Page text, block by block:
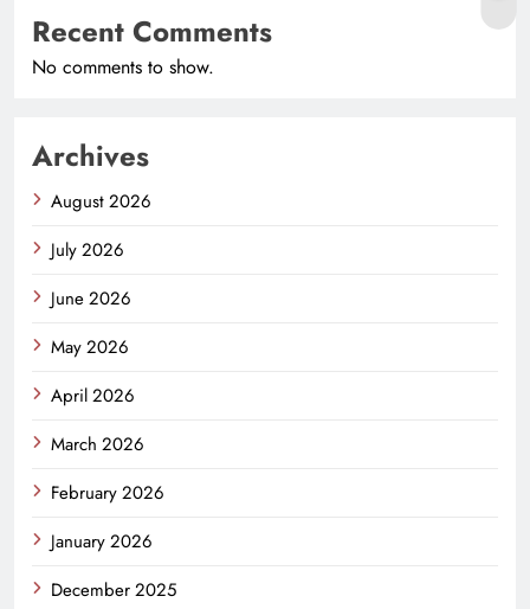
Recent Comments
No comments to show.
Archives
August 2026
July 2026
June 2026
May 2026
April 2026
March 2026
February 2026
January 2026
December 2025